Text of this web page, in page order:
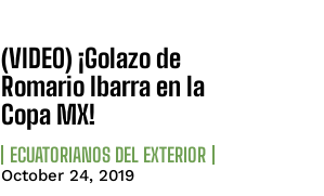
(VIDEO) ¡Golazo de
Romario Ibarra en la
Copa MX!
ECUATORIANOS DEL EXTERIOR
October 24, 2019